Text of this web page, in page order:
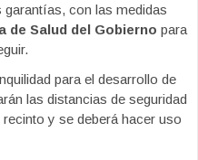
con las medidas
de Salud del Gobierno para
para el desarrollo de
las distancias de seguridad
y se deberá hacer uso